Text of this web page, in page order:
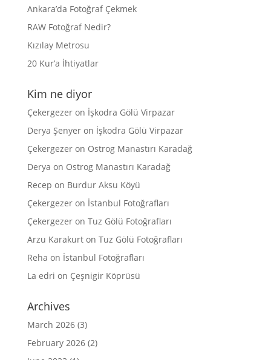
Ankara’da Fotoğraf Çekmek
RAW Fotoğraf Nedir?
Kızılay Metrosu
20 Kur’a İhtiyatlar
Kim ne diyor
Çekergezeron İşkodra Gölü Virpazar
Derya Şenyeron İşkodra Gölü Virpazar
Çekergezeron Ostrog Manastırı Karadağ
Derya on Ostrog Manastırı Karadağ
Recep on Burdur Aksu Köyü
Çekergezeron İstanbul Fotoğrafları
Çekergezeron Tuz Gölü Fotoğrafları
Arzu Karakurton Tuz Gölü Fotoğrafları
Reha on İstanbul Fotoğrafları
La edri on Çeşnigir Köprüsü
Archives
March 2026(3)
February 2026(2)